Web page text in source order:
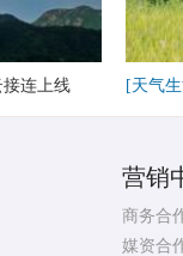
连上线 [天气
营销
商务合
媒资合